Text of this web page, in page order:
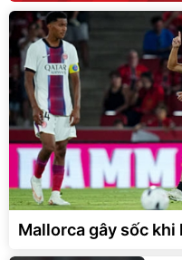
Mallorca gây sốc khi